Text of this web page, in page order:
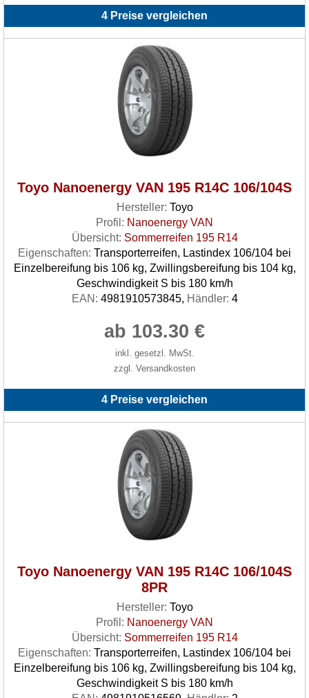
4 Preise vergleichen
Toyo Nanoenergy VAN 195 R14C 106/104S
Hersteller: Toyo
Profil: Nanoenergy VAN
Übersicht: Sommerreifen 195 R14
Eigenschaften: Transporterreifen, Lastindex 106/104 bei
Einzelbereifung bis 106 kg, Zwillingsbereifung bis 104 kg,
Geschwindigkeit S bis 180 km/h
EAN: 4981910573845, Händler: 4
ab 103.30 €
inkl. gesetzl. MwSt.
zzgl. Versandkosten
4 Preise vergleichen
Toyo Nanoenergy VAN 195 R14C 106/104S
8PR
Hersteller: Toyo
Profil: Nanoenergy VAN
Übersicht: Sommerreifen 195 R14
Eigenschaften: Transporterreifen, Lastindex 106/104 bei
Einzelbereifung bis 106 kg, Zwillingsbereifung bis 104 kg,
Geschwindigkeit S bis 180 km/h